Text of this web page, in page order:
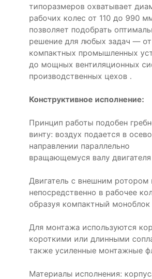
типоразмеров охватывает
рабочих колес от 110 до 990
позволяет подобрать
решение для любых задач — от
компактных промышленных
до мощных вентиляционных
производственных цехов .
Конструктивное исполнение:
Принцип работы подобен
винту: воздух подается в
направлении параллельно
вращающемуся валу двигателя
Двигатель с внешним ротором
непосредственно в рабочее
образуя компактный моноблок
Для монтажа используются
короткими или длинными
также усиленные монтажные
Материалы исполнения: